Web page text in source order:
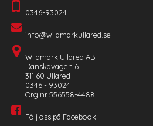
0346-93024
info@wildmarkullared.se
Wildmark Ullared AB
Danskavägen 6
311 60 Ullared
0346 - 93024
Org.nr 556558-4488
Följ oss på Facebook